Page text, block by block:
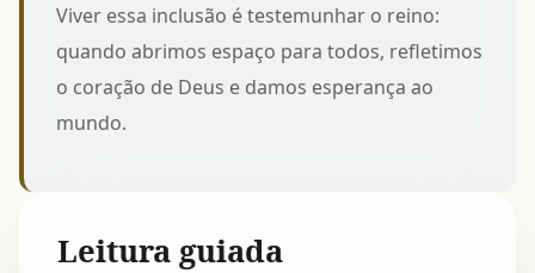
Viver essa inclusão é testemunhar o reino:
quando abrimos espaço para todos, refletimos
o coração de Deus e damos esperança ao
mundo.
Leitura guiada